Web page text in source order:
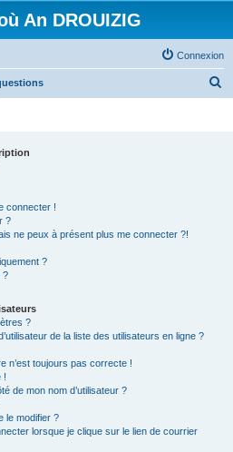
An DROUIZIG
Connexion
connecter !
?
ne peux à présent plus me connecter ?!
?
?
?
de la liste des utilisateurs en ligne ?
n’est toujours pas correcte !
!
de mon nom d’utilisateur ?
le modifier ?
lorsque je clique sur le lien de courrier